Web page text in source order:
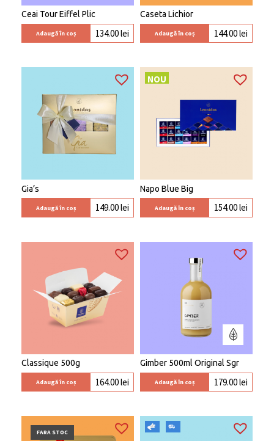
Ceai Tour Eiffel Plic
Adaugă în coș 134.00lei
Caseta Lichior
Adaugă în coș 144.00lei
Gia’s
Adaugă în coș 149.00lei
NOU
Napo Blue Big
Adaugă în coș 154.00lei
Classique 500g
Adaugă în coș 164.00lei
Gimber 500ml Original Sgr
Adaugă în coș 179.00lei
FARA STOC